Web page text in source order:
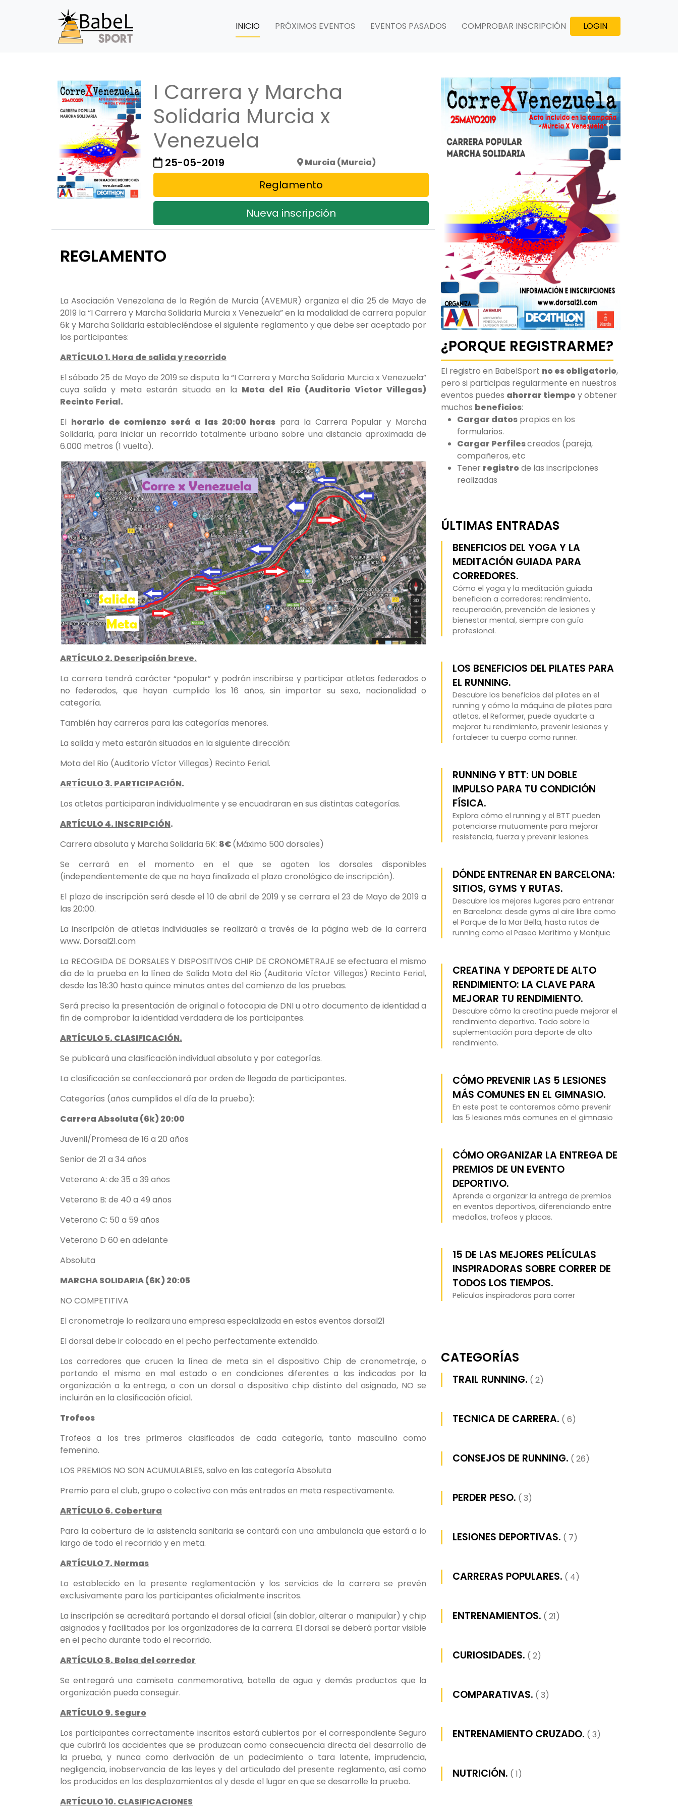
INICIO PRÓXIMOS EVENTOS EVENTOS PASADOS COMPROBAR INSCRIPCIÓN LOGIN
I Carrera y Marcha
Solidaria Murcia x
Venezuela
25-05-2019 Murcia (Murcia)
Reglamento
Nueva inscripción
REGLAMENTO
La Asociación Venezolana de la Región de Murcia (AVEMUR) organiza el día 25 de Mayo de
2019 la “I Carrera y Marcha Solidaria Murcia x Venezuela” en la modalidad de carrera popular
6k y Marcha Solidaria estableciéndose el siguiente reglamento y que debe ser aceptado por
los participantes:
ARTÍCULO 1. Hora de salida y recorrido
El sábado 25 de Mayo de 2019 se disputa la “I Carrera y Marcha Solidaria Murcia x Venezuela”
cuya salida y meta estarán situada en la Mota del Rio (Auditorio Víctor Villegas)
Recinto Ferial.
El horario de comienzo será a las 20:00 horas para la Carrera Popular y Marcha
Solidaria, para iniciar un recorrido totalmente urbano sobre una distancia aproximada de
6.000 metros (1 vuelta).
ARTÍCULO 2. Descripción breve.
La carrera tendrá carácter “popular” y podrán inscribirse y participar atletas federados o
no federados, que hayan cumplido los 16 años, sin importar su sexo, nacionalidad o
categoría.
También hay carreras para las categorías menores.
La salida y meta estarán situadas en la siguiente dirección:
Mota del Rio (Auditorio Víctor Villegas) Recinto Ferial.
ARTÍCULO 3. PARTICIPACIÓN.
Los atletas participaran individualmente y se encuadraran en sus distintas categorías.
ARTÍCULO 4. INSCRIPCIÓN.
Carrera absoluta y Marcha Solidaria 6K: 8€(Máximo 500 dorsales)
Se cerrará en el momento en el que se agoten los dorsales disponibles
(independientemente de que no haya finalizado el plazo cronológico de inscripción).
El plazo de inscripción será desde el 10 de abril de 2019 y se cerrara el 23 de Mayo de 2019 a
las 20:00.
La inscripción de atletas individuales se realizará a través de la página web de la carrera
www. Dorsal21.com
La RECOGIDA DE DORSALES Y DISPOSITIVOS CHIP DE CRONOMETRAJE se efectuara el mismo
dia de la prueba en la línea de Salida Mota del Rio (Auditorio Víctor Villegas) Recinto Ferial,
desde las 18:30 hasta quince minutos antes del comienzo de las pruebas.
Será preciso la presentación de original o fotocopia de DNI u otro documento de identidad a
fin de comprobar la identidad verdadera de los participantes.
ARTÍCULO 5. CLASIFICACIÓN.
Se publicará una clasificación individual absoluta y por categorías.
La clasificación se confeccionará por orden de llegada de participantes.
Categorías (años cumplidos el día de la prueba):
Carrera Absoluta (6k) 20:00
Juvenil/Promesa de 16 a 20 años
Senior de 21 a 34 años
Veterano A: de 35 a 39 años
Veterano B: de 40 a 49 años
Veterano C: 50 a 59 años
Veterano D 60 en adelante
Absoluta
MARCHA SOLIDARIA (6K) 20:05
NO COMPETITIVA
El cronometraje lo realizara una empresa especializada en estos eventos dorsal21
El dorsal debe ir colocado en el pecho perfectamente extendido.
Los corredores que crucen la línea de meta sin el dispositivo Chip de cronometraje, o
portando el mismo en mal estado o en condiciones diferentes a las indicadas por la
organización a la entrega, o con un dorsal o dispositivo chip distinto del asignado, NO se
incluirán en la clasificación oficial.
Trofeos
Trofeos a los tres primeros clasificados de cada categoría, tanto masculino como
femenino.
LOS PREMIOS NO SON ACUMULABLES, salvo en las categoría Absoluta
Premio para el club, grupo o colectivo con más entrados en meta respectivamente.
ARTÍCULO 6. Cobertura
Para la cobertura de la asistencia sanitaria se contará con una ambulancia que estará a lo
largo de todo el recorrido y en meta.
ARTÍCULO 7. Normas
Lo establecido en la presente reglamentación y los servicios de la carrera se prevén
exclusivamente para los participantes oficialmente inscritos.
La inscripción se acreditará portando el dorsal oficial (sin doblar, alterar o manipular) y chip
asignados y facilitados por los organizadores de la carrera. El dorsal se deberá portar visible
en el pecho durante todo el recorrido.
ARTÍCULO 8. Bolsa del corredor
Se entregará una camiseta conmemorativa, botella de agua y demás productos que la
organización pueda conseguir.
ARTÍCULO 9. Seguro
Los participantes correctamente inscritos estará cubiertos por el correspondiente Seguro
que cubrirá los accidentes que se produzcan como consecuencia directa del desarrollo de
la prueba, y nunca como derivación de un padecimiento o tara latente, imprudencia,
negligencia, inobservancia de las leyes y del articulado del presente reglamento, así como
los producidos en los desplazamientos al y desde el lugar en que se desarrolle la prueba.
ARTÍCULO 10. CLASIFICACIONES
¿PORQUE REGISTRARME?
El registro en BabelSport no es obligatorio,
pero si participas regularmente en nuestros
eventos puedes ahorrar tiempo y obtener
muchos beneficios:
Cargar datos propios en los
formularios.
Cargar Perfilescreados (pareja,
compañeros, etc
Tener registro de las inscripciones
realizadas
ÚLTIMAS ENTRADAS
BENEFICIOS DEL YOGA Y LA
MEDITACIÓN GUIADA PARA
CORREDORES.
Cómo el yoga y la meditación guiada
benefician a corredores: rendimiento,
recuperación, prevención de lesiones y
bienestar mental, siempre con guía
profesional.
LOS BENEFICIOS DEL PILATES PARA
EL RUNNING.
Descubre los beneficios del pilates en el
running y cómo la máquina de pilates para
atletas, el Reformer, puede ayudarte a
mejorar tu rendimiento, prevenir lesiones y
fortalecer tu cuerpo como runner.
RUNNING Y BTT: UN DOBLE
IMPULSO PARA TU CONDICIÓN
FÍSICA.
Explora cómo el running y el BTT pueden
potenciarse mutuamente para mejorar
resistencia, fuerza y prevenir lesiones.
DÓNDE ENTRENAR EN BARCELONA:
SITIOS, GYMS Y RUTAS.
Descubre los mejores lugares para entrenar
en Barcelona: desde gyms al aire libre como
el Parque de la Mar Bella, hasta rutas de
running como el Paseo Marítimo y Montjuïc
CREATINA Y DEPORTE DE ALTO
RENDIMIENTO: LA CLAVE PARA
MEJORAR TU RENDIMIENTO.
Descubre cómo la creatina puede mejorar el
rendimiento deportivo. Todo sobre la
suplementación para deporte de alto
rendimiento.
CÓMO PREVENIR LAS 5 LESIONES
MÁS COMUNES EN EL GIMNASIO.
En este post te contaremos cómo prevenir
las 5 lesiones más comunes en el gimnasio
CÓMO ORGANIZAR LA ENTREGA DE
PREMIOS DE UN EVENTO
DEPORTIVO.
Aprende a organizar la entrega de premios
en eventos deportivos, diferenciando entre
medallas, trofeos y placas.
15 DE LAS MEJORES PELÍCULAS
INSPIRADORAS SOBRE CORRER DE
TODOS LOS TIEMPOS.
Peliculas inspiradoras para correr
CATEGORÍAS
TRAIL RUNNING. ( 2)
TECNICA DE CARRERA. ( 6)
CONSEJOS DE RUNNING. ( 26)
PERDER PESO. ( 3)
LESIONES DEPORTIVAS. ( 7)
CARRERAS POPULARES. ( 4)
ENTRENAMIENTOS. ( 21)
CURIOSIDADES. ( 2)
COMPARATIVAS. ( 3)
ENTRENAMIENTO CRUZADO. ( 3)
NUTRICIÓN. ( 1)